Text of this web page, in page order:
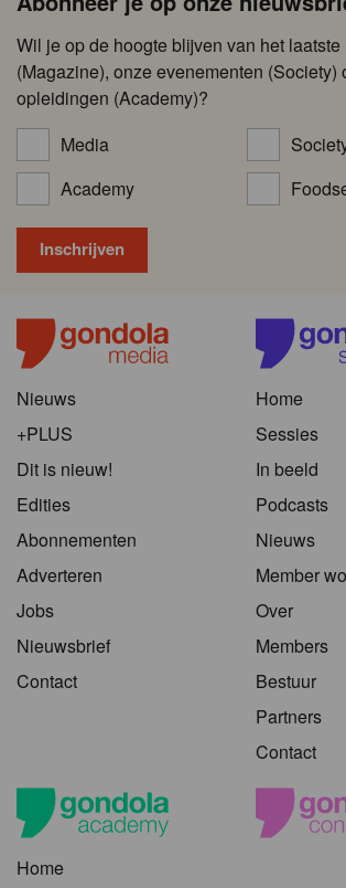
Wil je op de hoogte blijven van het
(Magazine), onze evenementen (Society)
opleidingen (Academy)?
Media
Academy
Nieuws
+PLUS
Dit is nieuw!
Edities
Abonnementen
Adverteren
Jobs
Nieuwsbrief
Contact
Home
Sessies
In beeld
Podcasts
Nieuws
Member
Over
Members
Bestuur
Partners
Contact
Home